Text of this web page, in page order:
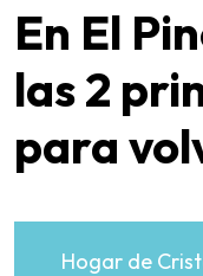
En El
las 2
para
Hogar de